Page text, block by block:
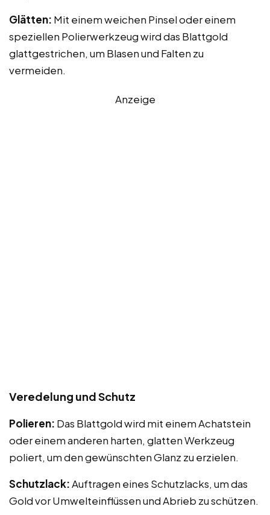
Glätten: Mit einem weichen Pinsel oder einem
speziellen Polierwerkzeug wird das Blattgold
glattgestrichen, um Blasen und Falten zu
vermeiden.
Anzeige
Veredelung und Schutz
Polieren: Das Blattgold wird mit einem Achatstein
oder einem anderen harten, glatten Werkzeug
poliert, um den gewünschten Glanz zu erzielen.
Schutzlack:Auftragen eines Schutzlacks, um das
Gold vor Umwelteinflüssen und Abrieb zu schützen.